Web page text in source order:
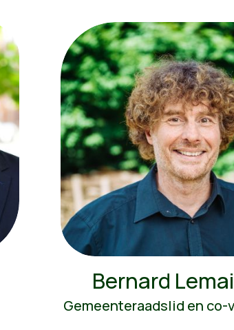
Bernard
Gemeenteraadslid en